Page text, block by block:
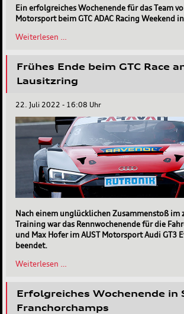
Ein erfolgreiches Wochenende für das Team
Motorsport beim GTC ADAC Racing Weekend
Weiterlesen …
bei
der
in
Frühes Ende beim GTC Race
Lausitzring
22. Juli 2022 - 16:08 Uhr
Nach einem unglücklichen Zusammenstoß im
Training war das Rennwochenende für die
und Max Hofer im AUST Motorsport Audi GT3
beendet.
Weiterlesen …
GTC
Race
Erfolgreiches Wochenende in
Franchorchamps